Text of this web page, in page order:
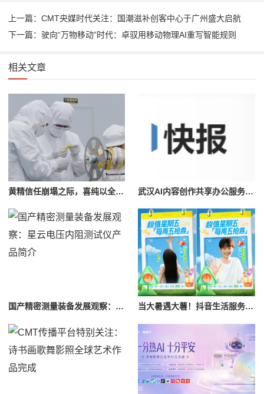
上一篇：CMT央媒时代关注：国潮滋补创客中心于广州盛大启航
下一篇：驶向“万物移动”时代：卓驭用移动物理AI重写智能规则
相关文章
黄精信任崩塌之际，喜纯以全链路透明溯源重塑行业品质标准 武汉AI内容创作共享办公服务介绍｜Y/OUR SPACE武汉站参考
国产精密测量装备发展观察：星云电压内阻测试仪产品简介 当大暑遇大薯！抖音生活服务「超值星期五薯条节」带你抢券消薯过周五